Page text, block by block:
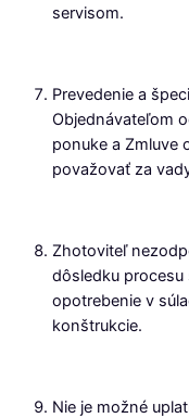
servisom.
Prevedenie a
Objednávateľom
ponuke a Zmluve
považovať za
Zhotoviteľ
dôsledku procesu
opotrebenie v
konštrukcie.
Nie je možné